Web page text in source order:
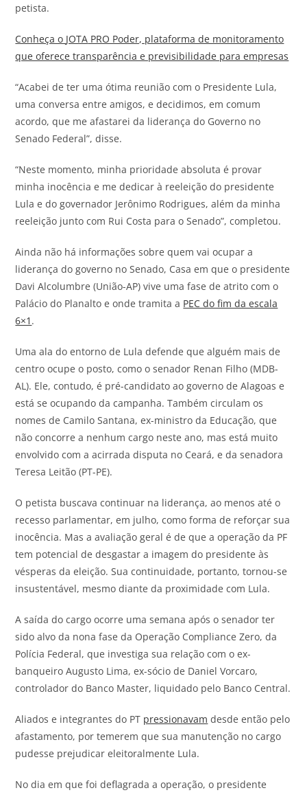
petista.
Conheça o JOTA PRO Poder, plataforma de monitoramento
que oferece transparência e previsibilidade para empresas
“Acabei de ter uma ótima reunião com o Presidente Lula,
uma conversa entre amigos, e decidimos, em comum
acordo, que me afastarei da liderança do Governo no
Senado Federal”, disse.
“Neste momento, minha prioridade absoluta é provar
minha inocência e me dedicar à reeleição do presidente
Lula e do governador Jerônimo Rodrigues, além da minha
reeleição junto com Rui Costa para o Senado”, completou.
Ainda não há informações sobre quem vai ocupar a
liderança do governo no Senado, Casa em que o presidente
Davi Alcolumbre (União-AP) vive uma fase de atrito com o
Palácio do Planalto e onde tramita a PEC do fim da escala
6×1 .
Uma ala do entorno de Lula defende que alguém mais de
centro ocupe o posto, como o senador Renan Filho (MDB-
AL). Ele, contudo, é pré-candidato ao governo de Alagoas e
está se ocupando da campanha. Também circulam os
nomes de Camilo Santana, ex-ministro da Educação, que
não concorre a nenhum cargo neste ano, mas está muito
envolvido com a acirrada disputa no Ceará, e da senadora
Teresa Leitão (PT-PE).
O petista buscava continuar na liderança, ao menos até o
recesso parlamentar, em julho, como forma de reforçar sua
inocência. Mas a avaliação geral é de que a operação da PF
tem potencial de desgastar a imagem do presidente às
vésperas da eleição. Sua continuidade, portanto, tornou-se
insustentável, mesmo diante da proximidade com Lula.
A saída do cargo ocorre uma semana após o senador ter
sido alvo da nona fase da Operação Compliance Zero, da
Polícia Federal, que investiga sua relação com o ex-
banqueiro Augusto Lima, ex-sócio de Daniel Vorcaro,
controlador do Banco Master, liquidado pelo Banco Central.
Aliados e integrantes do PT pressionavam desde então pelo
afastamento, por temerem que sua manutenção no cargo
pudesse prejudicar eleitoralmente Lula.
No dia em que foi deflagrada a operação, o presidente